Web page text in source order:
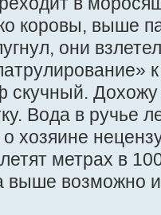
коровы, выше
они
Дохожу
Вода в ручье
хозяине
метрах в
выше возможно